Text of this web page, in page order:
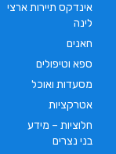
אינדקס תיירות ארצי
לינה
חאנים
ספא וטיפולים
מסעדות ואוכל
אטרקציות
חלוציות – מידע
בני נצרים